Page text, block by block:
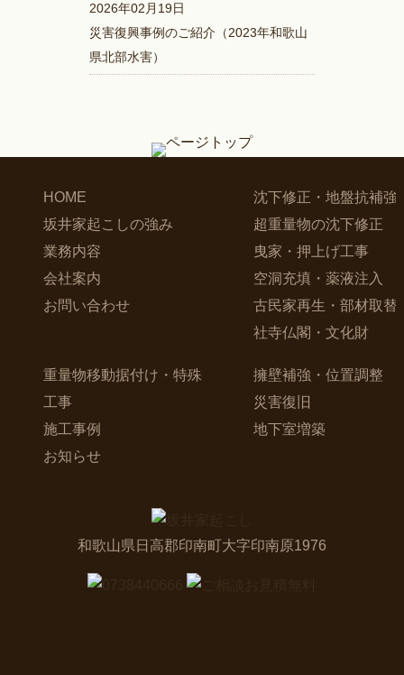
2026年02月19日
災害復興事例のご紹介（2023年和歌山
県北部水害）
HOME
坂井家起こしの強み
業務内容
会社案内
お問い合わせ
沈下修正・地盤抗補強
超重量物の沈下修正
曳家・押上げ工事
空洞充填・薬液注入
古民家再生・部材取替
社寺仏閣・文化財
重量物移動据付け・特殊
工事
施工事例
お知らせ
擁壁補強・位置調整
災害復旧
地下室増築
和歌山県日高郡印南町大字印南原1976